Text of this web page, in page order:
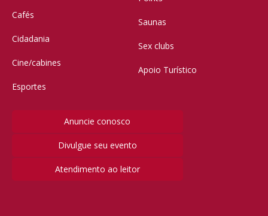
Cafés
Cidadania
Cine/cabines
Esportes
Saunas
Sex clubs
Apoio Turístico
Anuncie conosco
Divulgue seu evento
Atendimento ao leitor